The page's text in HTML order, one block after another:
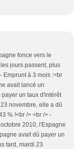
fonce vers le
jours passent, plus
Emprunt à 3 mois :<br
avait lancé un
un taux d'intérêt
novembre, elle a dû
% !<br /> <br /> -
2010, l'Espagne
avait dû payer un
tard, mardi 23